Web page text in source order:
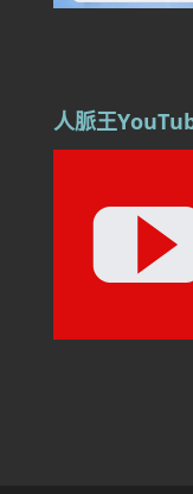
人脈王